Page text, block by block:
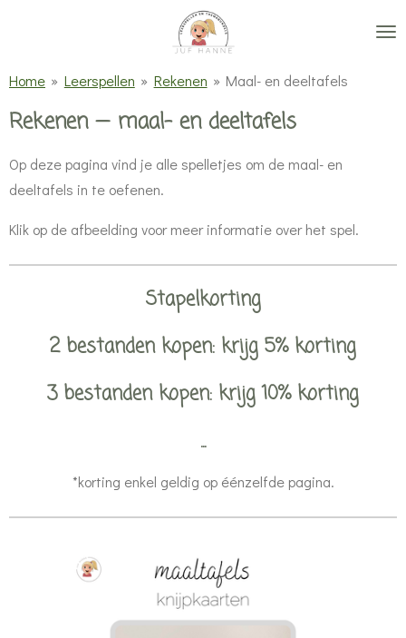
hoofdinhoud
Home » Leerspellen » Rekenen » Maal- en deeltafels
Rekenen — maal- en deeltafels
Op deze pagina vind je alle spelletjes om de maal- en
deeltafels in te oefenen.
Klik op de afbeelding voor meer informatie over het spel.
Stapelkorting
2 bestanden kopen: krijg 5% korting
3 bestanden kopen: krijg 10% korting
...
*korting enkel geldig op éénzelfde pagina.